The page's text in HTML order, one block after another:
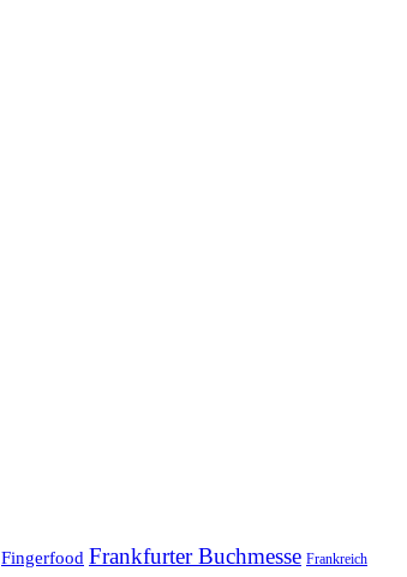
Fingerfood Frankfurter Buchmesse Frankreich